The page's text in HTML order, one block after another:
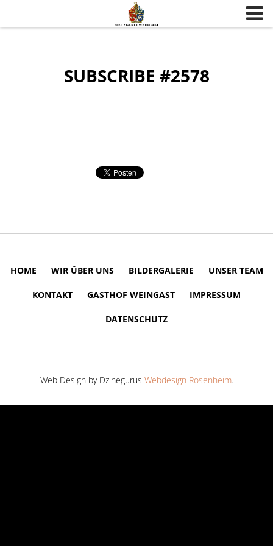
SUBSCRIBE #2578
HOME WIR ÜBER UNS BILDERGALERIE UNSER TEAM
KONTAKT GASTHOF WEINGAST IMPRESSUM
DATENSCHUTZ
Web Design by Dzinegurus Webdesign Rosenheim.